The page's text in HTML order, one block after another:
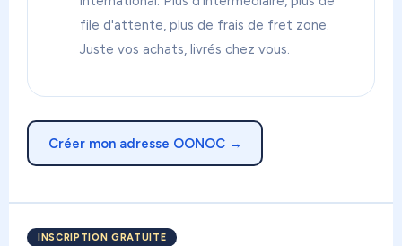
file d'attente, plus de frais de fret zone.
Juste vos achats, livrés chez vous.
Créer mon adresse OONOC →
INSCRIPTION GRATUITE